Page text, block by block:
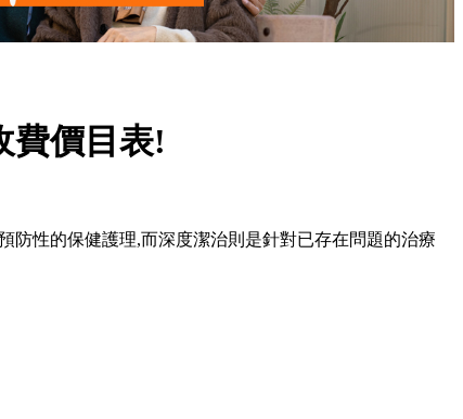
費價目表!
防性的保健護理,而深度潔治則是針對已存在問題的治療